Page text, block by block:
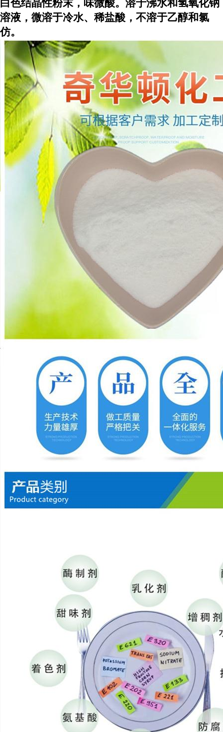
白色结晶性粉末，味微酸。溶于沸水和氢氧化钠
溶液，微溶于冷水、稀盐酸，不溶于乙醇和氯
仿。